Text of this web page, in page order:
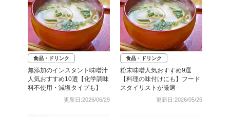
食品・ドリンク
無添加のインスタント味噌汁
人気おすすめ10選【化学調味
料不使用・減塩タイプも】
更新日:2026/06/29
食品・ドリンク
粉末味噌人気おすすめ9選
【料理の味付けにも】フード
スタイリストが厳選
更新日:2026/05/26